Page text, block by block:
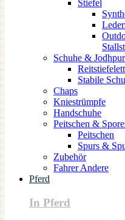
Stiefel
Schuhe &
Stabile
Chaps
Kniestrümpfe
Handschuhe
Peitschen &
Peitschen
Spurs &
Zubehör
Fahrer Andere
Pferd
In Pferd